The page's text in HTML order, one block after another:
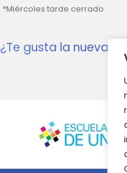
*Miércoles tarde cerrado
¿Te gusta la nueva